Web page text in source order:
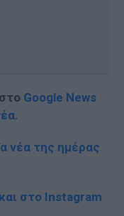
Google News
.
νέα της ημέρας
στο Instagram